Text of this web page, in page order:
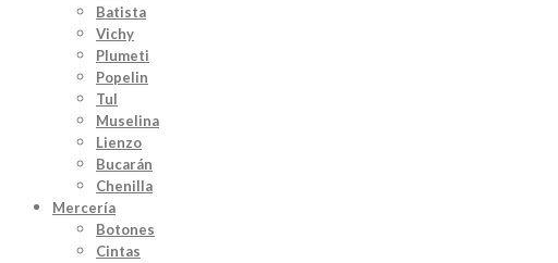
Batista
Vichy
Plumeti
Popelin
Tul
Muselina
Lienzo
Bucarán
Chenilla
Mercería
Botones
Cintas